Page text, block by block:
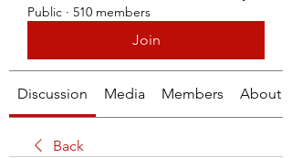
Public · 510 members
Join
Discussion Media Members About
Back